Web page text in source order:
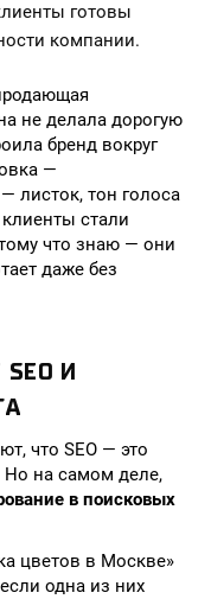
готовы
компании.
не делала дорогую
бренд вокруг
—
листок, тон голоса
стали
что знаю — они
даже без
И
что SEO — это
на самом деле,
в поисковых
цветов в Москве»
одна из них